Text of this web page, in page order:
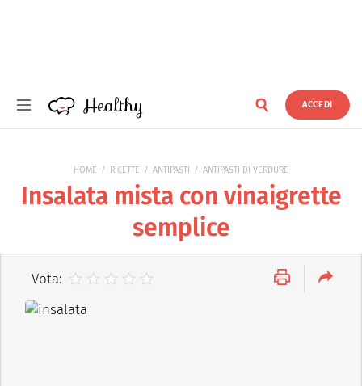
Healthy
Healthy ACCEDI
HOME RICETTE ANTIPASTI ANTIPASTI DI VERDURE
Insalata mista con vinaigrette
semplice
Vota: